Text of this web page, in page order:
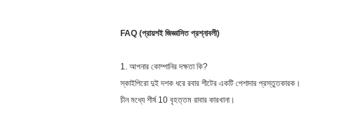
FAQ (প্রায়শই জিজ্ঞাসিত প্রশ্নাবলী)
1. আপনার কোম্পানির দক্ষতা কি?
স্কাইপিরো দুই দশক ধরে রবার শীটের একটি পেশাদার প্রস্তুতকারক।
চীন মধ্যে শীর্ষ 10 বৃহত্তম রাবার কারখানা।